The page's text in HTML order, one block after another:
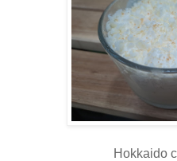
Hokkaido